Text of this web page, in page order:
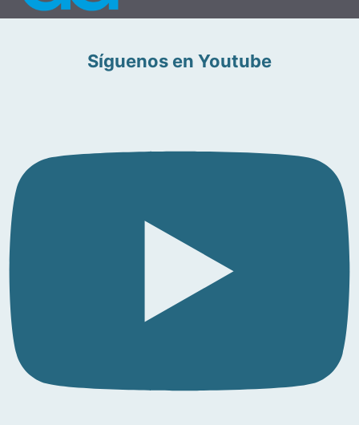
Síguenos en Youtube